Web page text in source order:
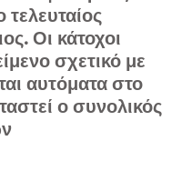
τελευταίος
Οι κάτοχοι
σχετικό με
αυτόματα στο
ο συνολικός